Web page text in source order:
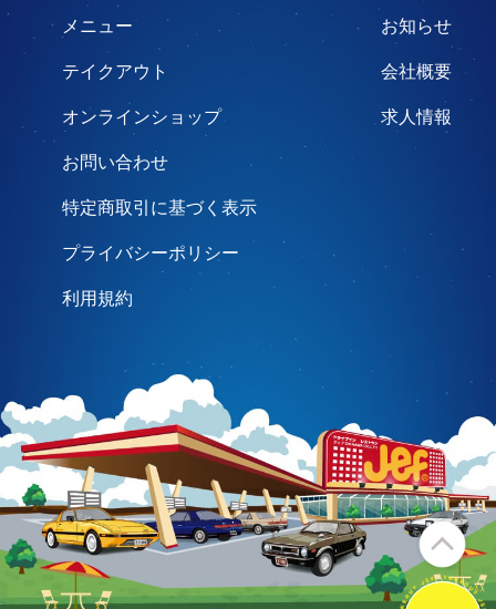
メニュー
テイクアウト
オンラインショップ
お知らせ
会社概要
求人情報
お問い合わせ
特定商取引に基づく表示
プライバシーポリシー
利用規約